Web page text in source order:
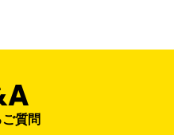
人情報の利用目的
売における受発注業務のため
おける満足度、要望等に関す
質問